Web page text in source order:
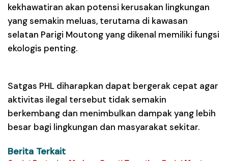
kekhawatiran akan potensi kerusakan lingkungan
yang semakin meluas, terutama di kawasan
selatan Parigi Moutong yang dikenal memiliki fungsi
ekologis penting.
Satgas PHL diharapkan dapat bergerak cepat agar
aktivitas ilegal tersebut tidak semakin
berkembang dan menimbulkan dampak yang lebih
besar bagi lingkungan dan masyarakat sekitar.
Berita Terkait